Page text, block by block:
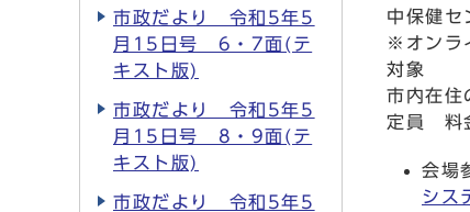
中保健セ
※オンラ
対象
市内在住
定員 料
会場
シス
市政だより 令和5年5
月15日号 6・7面(テ
キスト版)
市政だより 令和5年5
月15日号 8・9面(テ
キスト版)
市政だより 令和5年5